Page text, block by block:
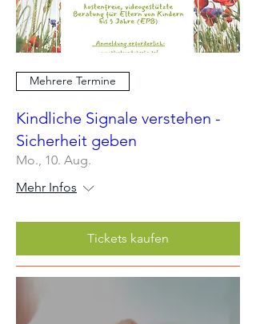
Mehrere Termine
Kindliche Signale verstehen -
Sicherheit geben
Mo., 10. Aug.
Mehr Infos
Tickets kaufen